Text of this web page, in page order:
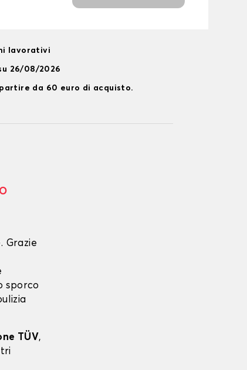
lavorativi
26/08/2026
da 60 euro di acquisto.
Grazie
sporco
TÜV,